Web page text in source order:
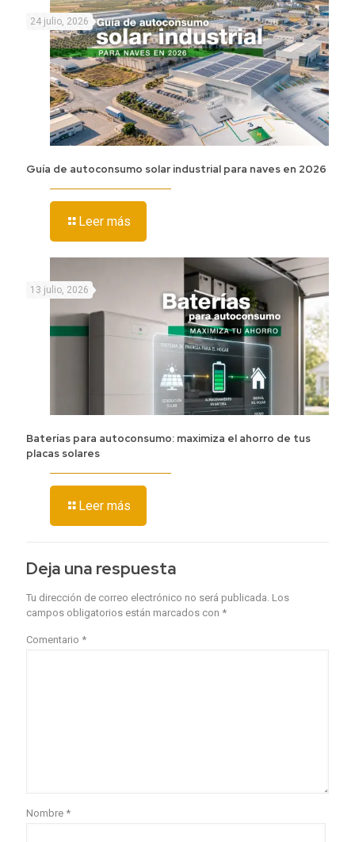
24 julio, 2026
Guía de autoconsumo solar industrial para naves en 2026
Leer más
13 julio, 2026
Baterías para autoconsumo: maximiza el ahorro de tus
placas solares
Leer más
Deja una respuesta
Tu dirección de correo electrónico no será publicada. Los
campos obligatorios están marcados con *
Comentario *
Nombre *